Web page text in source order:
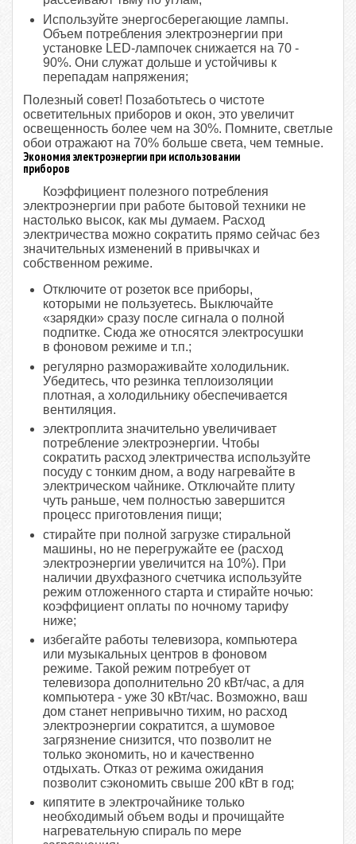
Используйте энергосберегающие лампы.
Объем потребления электроэнергии при
установке LED-лампочек снижается на 70 -
90%. Они служат дольше и устойчивы к
перепадам напряжения;
Полезный совет! Позаботьтесь о чистоте
осветительных приборов и окон, это увеличит
освещенность более чем на 30%. Помните, светлые
обои отражают на 70% больше света, чем темные.
Экономия электроэнергии при использовании
приборов
Коэффициент полезного потребления
электроэнергии при работе бытовой техники не
настолько высок, как мы думаем. Расход
электричества можно сократить прямо сейчас без
значительных изменений в привычках и
собственном режиме.
Отключите от розеток все приборы,
которыми не пользуетесь. Выключайте
«зарядки» сразу после сигнала о полной
подпитке. Сюда же относятся электросушки
в фоновом режиме и т.п.;
регулярно размораживайте холодильник.
Убедитесь, что резинка теплоизоляции
плотная, а холодильнику обеспечивается
вентиляция.
электроплита значительно увеличивает
потребление электроэнергии. Чтобы
сократить расход электричества используйте
посуду с тонким дном, а воду нагревайте в
электрическом чайнике. Отключайте плиту
чуть раньше, чем полностью завершится
процесс приготовления пищи;
стирайте при полной загрузке стиральной
машины, но не перегружайте ее (расход
электроэнергии увеличится на 10%). При
наличии двухфазного счетчика используйте
режим отложенного старта и стирайте ночью:
коэффициент оплаты по ночному тарифу
ниже;
избегайте работы телевизора, компьютера
или музыкальных центров в фоновом
режиме. Такой режим потребует от
телевизора дополнительно 20 кВт/час, а для
компьютера - уже 30 кВт/час. Возможно, ваш
дом станет непривычно тихим, но расход
электроэнергии сократится, а шумовое
загрязнение снизится, что позволит не
только экономить, но и качественно
отдыхать. Отказ от режима ожидания
позволит сэкономить свыше 200 кВт в год;
кипятите в электрочайнике только
необходимый объем воды и прочищайте
нагревательную спираль по мере